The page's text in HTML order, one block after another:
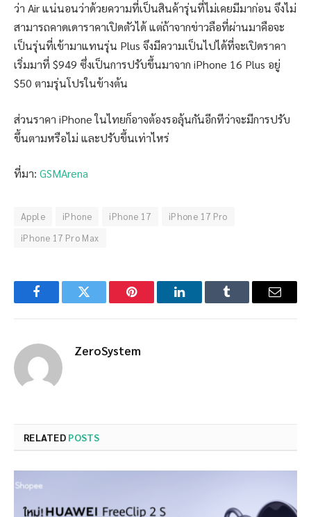
ว่า Air แน่นอนว่าด้วยความที่เป็นสินค้ารุ่นที่ไม่เคยมีมาก่อน จึงไม่
สามารถคาดเดาราคาเปิดตัวได้ แต่ถ้าจากข่าวลือที่ผ่านมาคือจะ
เป็นรุ่นที่เข้ามาแทนรุ่น Plus จึงมีความเป็นไปได้ที่จะเปิดราคา
เริ่มมาที่ $949 ซึ่งเป็นการปรับขึ้นมาจาก iPhone 16 Plus อยู่
$50 ตามรุ่นโปรในข้างต้น
ส่วนราคา iPhone ในไทยก็อาจต้องรอลุ้นกันอีกทีว่าจะมีการปรับ
ขึ้นตามหรือไม่ และปรับขึ้นเท่าไหร่
ที่มา: GSMArena
Apple iPhone iPhone 17
iPhone 17 Pro
iPhone 17 Pro Max
FacebookTwitter Pinterest LinkedInTumblr Email
ZeroSystem
RELATED POSTS